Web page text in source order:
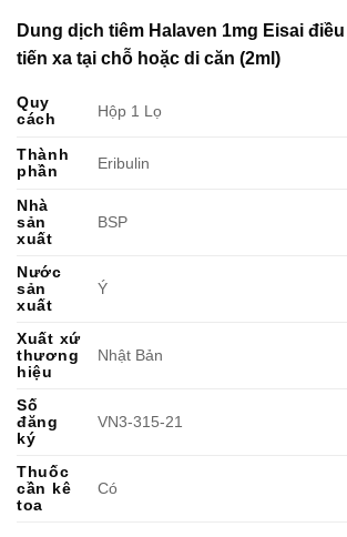
Dung dịch tiêm Halaven 1mg Eisai
tiến xa tại chỗ hoặc di căn (2ml)
Quy
cách
Hộp 1 Lọ
Thành
phần
Eribulin
Nhà
sản
xuất
BSP
Nước
sản
xuất
Ý
Xuất xứ
thương
hiệu
Nhật Bản
Số
đăng
ký
VN3-315-21
Thuốc
cần kê
toa
Có